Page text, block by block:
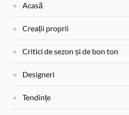
t
Acasă
Creații proprii
Critici de sezon și de bon ton
Designeri
Tendințe